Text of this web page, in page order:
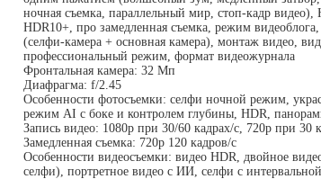
ночная съемка, параллельный мир, стоп-кадр видео),
HDR10+, про замедленная съемка, режим
(селфи-камера + основная камера), монтаж видео,
профессиональный режим, формат видеожурнала
Фронтальная камера: 32 Мп
Диафрагма: f/2.45
Особенности фотосъемки: селфи ночной режим,
режим AI с боке и контролем глубины, HDR,
Запись видео: 1080p при 30/60 кадрах/c, 720p при 30
Замедленная съемка: 720p 120 кадров/c
Особенности видеосъемки: видео HDR, двойное
селфи), портретное видео с ИИ, селфи с